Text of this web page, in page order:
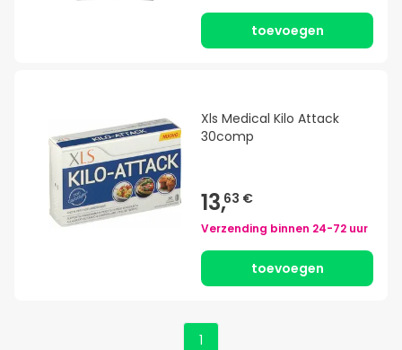
toevoegen
Xls Medical Kilo Attack
30comp
13,63 €
Verzending binnen 24-72 uur
toevoegen
1